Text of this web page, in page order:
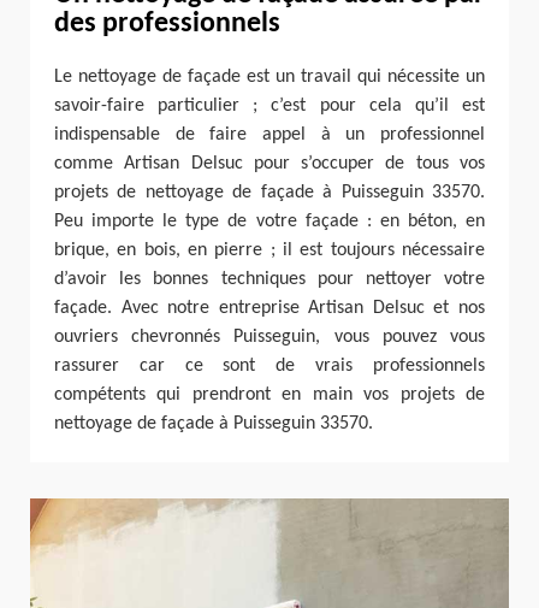
des professionnels
Le nettoyage de façade est un travail qui nécessite un
savoir-faire particulier ; c’est pour cela qu’il est
indispensable de faire appel à un professionnel
comme Artisan Delsuc pour s’occuper de tous vos
projets de nettoyage de façade à Puisseguin 33570.
Peu importe le type de votre façade : en béton, en
brique, en bois, en pierre ; il est toujours nécessaire
d’avoir les bonnes techniques pour nettoyer votre
façade. Avec notre entreprise Artisan Delsuc et nos
ouvriers chevronnés Puisseguin, vous pouvez vous
rassurer car ce sont de vrais professionnels
compétents qui prendront en main vos projets de
nettoyage de façade à Puisseguin 33570.